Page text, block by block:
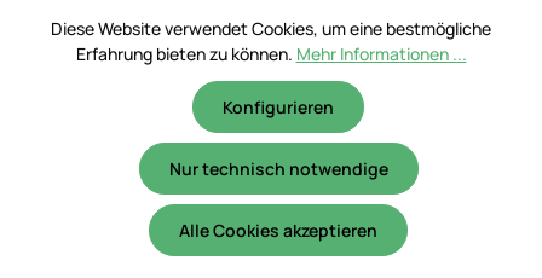
Diese Website verwendet Cookies, um eine bestmögliche
Erfahrung bieten zu können. Mehr Informationen ...
Nur technisch notwendige
Konfigurieren
Alle Cookies akzeptieren